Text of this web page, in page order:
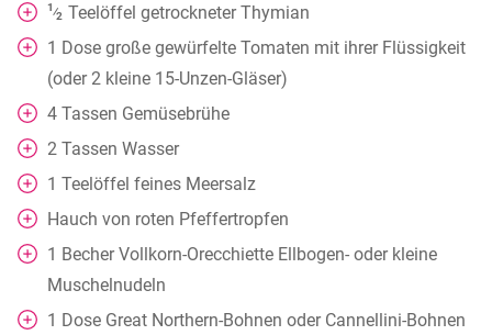
1⁄2 Teelöffel getrockneter Thymian
1 Dose große gewürfelte Tomaten mit ihrer Flüssigkeit
(oder 2 kleine 15-Unzen-Gläser)
4 Tassen Gemüsebrühe
2 Tassen Wasser
1 Teelöffel feines Meersalz
Hauch von roten Pfeffertropfen
1 Becher Vollkorn-Orecchiette Ellbogen- oder kleine
Muschelnudeln
1 Dose Great Northern-Bohnen oder Cannellini-Bohnen